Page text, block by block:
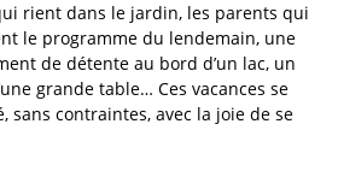
rient dans le jardin, les parents qui
le programme du lendemain, une
de détente au bord d’un lac, un
grande table… Ces vacances se
sans contraintes, avec la joie de se